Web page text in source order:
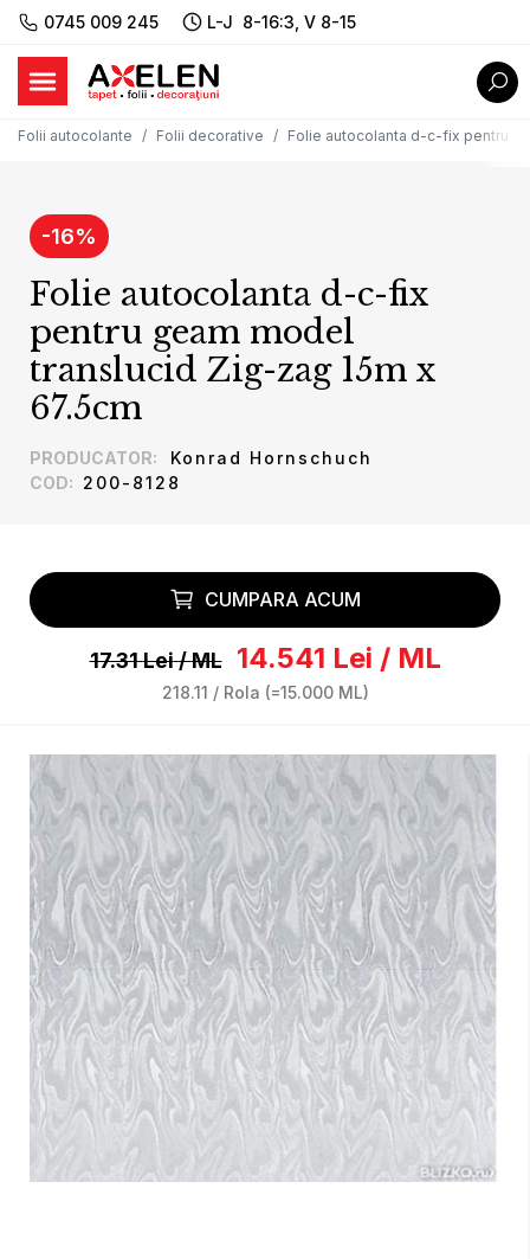
0745 009 245 L-J 8-16:3, V 8-15
Folii autocolante Folii decorative Folie autocolanta d-c-fix pentru
CUMPARA ACUM
17.31Lei/ML 14.541 Lei / ML
218.11 / Rola (=15.000 ML)
Folie autocolanta d-c-fix
pentru geam model
translucid Zig-zag 15m x
67.5cm
-16%
PRODUCATOR:
Konrad Hornschuch
COD: 200-8128